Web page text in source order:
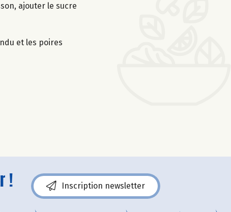
ajouter le sucre
et les poires
! Inscription newsletter